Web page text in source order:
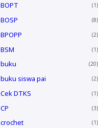
BOPT 1
BOSP 8
BPOPP 2
BSM 1
buku 20
buku siswa pai 2
Cek DTKS 1
CP 3
crochet 1